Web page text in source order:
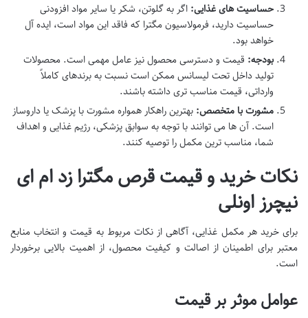
حساسیت های غذایی: اگر به گلوتن، شکر یا سایر مواد افزودنی
حساسیت دارید، فرمولاسیون مگترا که فاقد این مواد است، ایده آل
خواهد بود.
بودجه: قیمت و دسترسی محصول نیز عامل مهمی است. محصولات
تولید داخل تحت لیسانس ممکن است نسبت به برندهای کاملاً
وارداتی، قیمت مناسب تری داشته باشند.
مشورت با متخصص: بهترین راهکار همواره مشورت با پزشک یا داروساز
است. آن ها می توانند با توجه به سوابق پزشکی، رژیم غذایی و اهداف
شما، مناسب ترین مکمل را توصیه کنند.
نکات خرید و قیمت قرص مگترا زد ام ای
نیچرز اونلی
برای خرید هر مکمل غذایی، آگاهی از نکات مربوط به قیمت و انتخاب منابع
معتبر برای اطمینان از اصالت و کیفیت محصول، از اهمیت بالایی برخوردار
است.
عوامل موثر بر قیمت